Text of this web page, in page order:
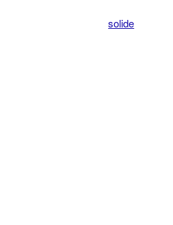
solide